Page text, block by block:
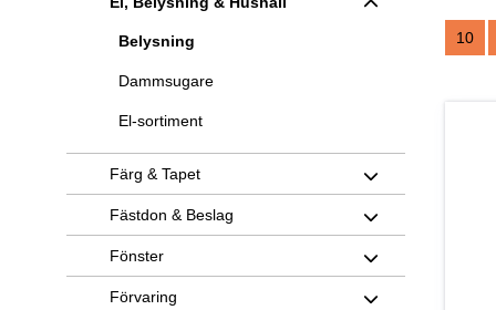
Belysning
Dammsugare
El-sortiment
Färg & Tapet
Fästdon & Beslag
Fönster
Förvaring
10